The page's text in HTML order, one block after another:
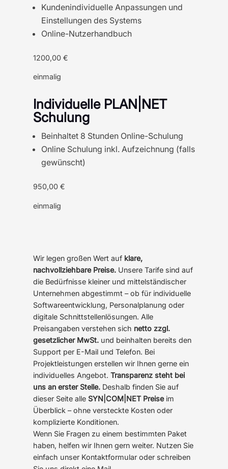
Kundenindividuelle Anpassungen und
Einstellungen des Systems
Online-Nutzerhandbuch
1200,00 €
einmalig
Individuelle PLAN|NET
Schulung
Beinhaltet 8 Stunden Online-Schulung
Online Schulung inkl. Aufzeichnung (falls
gewünscht)
950,00 €
einmalig
Wir legen großen Wert aufklare,
nachvollziehbare Preise.Unsere Tarife sind auf
die Bedürfnisse kleiner und mittelständischer
Unternehmen abgestimmt – ob für individuelle
Softwareentwicklung, Personalplanung oder
digitale Schnittstellenlösungen. Alle
Preisangaben verstehen sich netto zzgl.
gesetzlicher MwSt.und beinhalten bereits den
Support per E-Mail und Telefon. Bei
Projektleistungen erstellen wir Ihnen gerne ein
individuelles Angebot. Transparenz steht bei
uns an erster Stelle.Deshalb finden Sie auf
dieser Seite alle SYN|COM|NET Preiseim
Überblick – ohne versteckte Kosten oder
komplizierte Konditionen.
Wenn Sie Fragen zu einem bestimmten Paket
haben, helfen wir Ihnen gern weiter. Nutzen Sie
einfach unser Kontaktformular oder schreiben